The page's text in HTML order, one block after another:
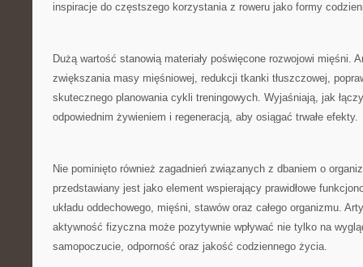
inspiracje do częstszego korzystania z roweru jako formy
Dużą wartość stanowią materiały poświęcone rozwojowi mięśni.
zwiększania masy mięśniowej, redukcji tkanki tłuszczowej,
skutecznego planowania cykli treningowych. Wyjaśniają, jak
odpowiednim żywieniem i regeneracją, aby osiągać trwałe efekty.
Nie pominięto również zagadnień związanych z dbaniem o
przedstawiany jest jako element wspierający prawidłowe
układu oddechowego, mięśni, stawów oraz całego organizmu.
aktywność fizyczna może pozytywnie wpływać nie tylko na
samopoczucie, odporność oraz jakość codziennego życia.